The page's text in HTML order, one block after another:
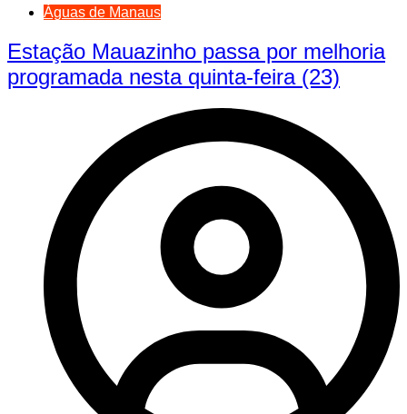
Águas de Manaus
Estação Mauazinho passa por melhoria
programada nesta quinta-feira (23)